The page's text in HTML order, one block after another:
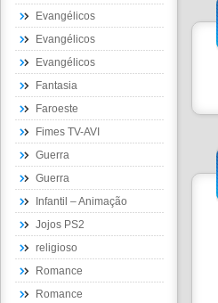
Evangélicos
Evangélicos
Evangélicos
Fantasia
Faroeste
Fimes TV-AVI
Guerra
Guerra
Infantil – Animação
Jojos PS2
religioso
Romance
Romance